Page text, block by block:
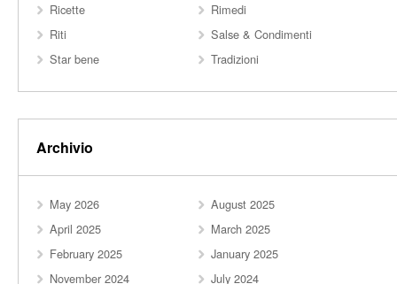
Ricette
Rimedi
Riti
Salse & Condimenti
Star bene
Tradizioni
Archivio
May 2026
August 2025
April 2025
March 2025
February 2025
January 2025
November 2024
July 2024